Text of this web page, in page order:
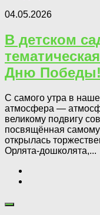
04.05.2026
В детском
Дню Победы!
С самого утра в
атмосфера —
великому подвигу
посвящённая
открылась
Орлята-дошколята,...